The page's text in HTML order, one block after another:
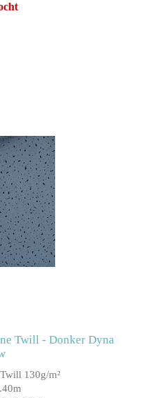
Twill - Donker Dyna
130g/m²